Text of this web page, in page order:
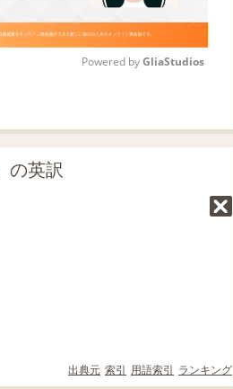
Powered by GliaStudios
の英訳
出典元 索引 用語索引 ランキング